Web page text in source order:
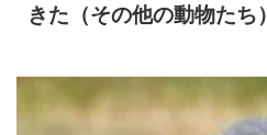
きた（その他の動物たち）